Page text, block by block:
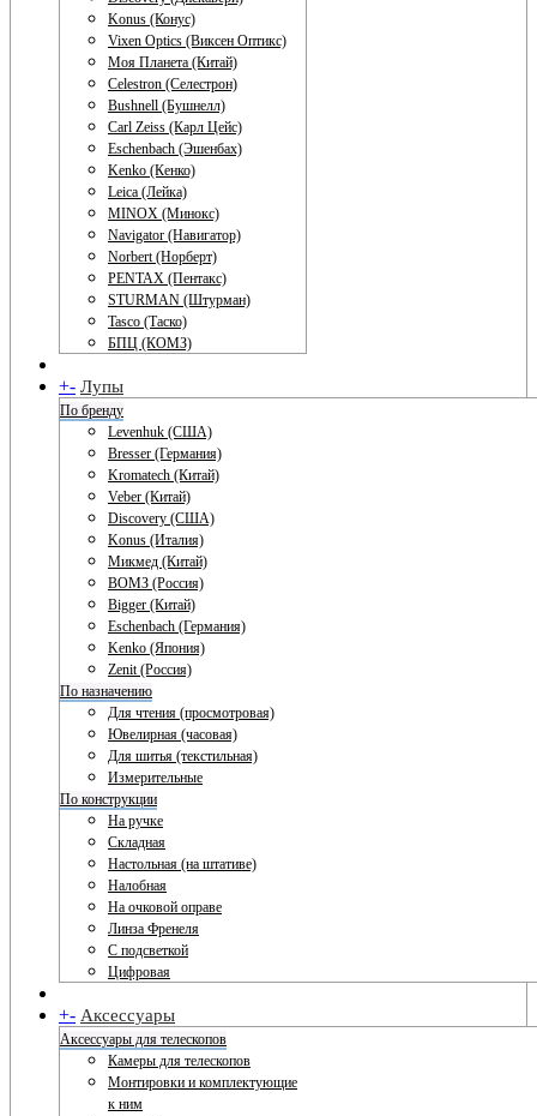
Konus (Конус)
Vixen Optics (Виксен Оптикс)
Моя Планета (Китай)
Celestron (Селестрон)
Bushnell (Бушнелл)
Carl Zeiss (Карл Цейс)
Eschenbach (Эшенбах)
Kenko (Кенко)
Leica (Лейка)
MINOX (Минокс)
Navigator (Навигатор)
Norbert (Норберт)
PENTAX (Пентакс)
STURMAN (Штурман)
Tasco (Таско)
БПЦ (КОМЗ)
+- Лупы
По бренду
Levenhuk (США)
Bresser (Германия)
Kromatech (Китай)
Veber (Китай)
Discovery (США)
Konus (Италия)
Микмед (Китай)
ВОМЗ (Россия)
Bigger (Китай)
Eschenbach (Германия)
Kenko (Япония)
Zenit (Россия)
По назначению
Для чтения (просмотровая)
Ювелирная (часовая)
Для шитья (текстильная)
Измерительные
По конструкции
На ручке
Складная
Настольная (на штативе)
Налобная
На очковой оправе
Линза Френеля
С подсветкой
Цифровая
+- Аксессуары
Аксессуары для телескопов
Камеры для телескопов
Монтировки и комплектующие
к ним